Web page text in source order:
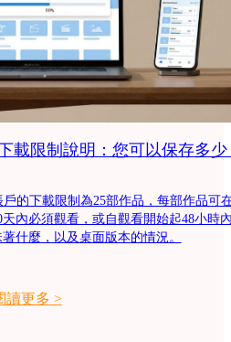
載限制說明：您可以保存多少
戶的下載限制為25部作品，每部作品可
內必須觀看，或自觀看開始起48小時
什麼，以及桌面版本的情況。
讀更多 >